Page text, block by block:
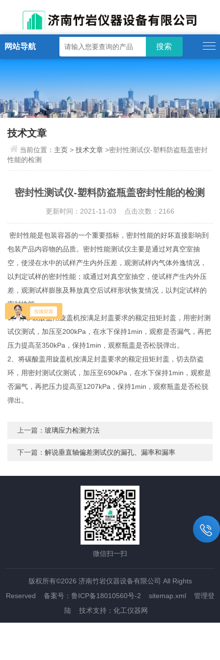
网站导航
技术文章
当前位置： 主页 >技术文章 >密封性测试仪-塑料防盗瓶盖密封
性能的检测
密封性测试仪-塑料防盗瓶盖密封性能的检测
更新时间：2021-11-03 点击次数：2166
密封性能是包装容器的一个重要指标，密封性能的好坏直接影响到
包装产品内容物的品质。密封性能测试仪主要是通过对真空室抽
空，使浸在水中的试样产生内外压差，观测试样内气体外逸情况，
以判定试样的密封性能；或通过对真空室抽空，使试样产生内外压
差，观测试样膨胀及释放真空后试样形状恢复情况，以判定试样的
密封性能。
1、将非碳酸盖用旋盖机按满足封盖要求的额定扭矩封盖，用密封测
试仪测试，加压至200kPa，在水下保持1min，观察是否漏气，再把
压力提高至350kPa，保持1min，观察瓶盖是否松脱弹出。
2、将碳酸盖用旋盖机按满足封盖要求的额定扭矩封盖，切去防盗
环，用密封测试仪测试，加压至690kPa，在水下保持1min，观察是
否漏气，再把压力提高至1207kPa，保持1min，观察瓶盖是否松脱
弹出。
上一篇：玻璃应力检测方法
下一篇：解说垂直轴偏差测试仪的漏孔、漏率和漏率
微信扫一扫
版权所有©2026 济南竹岩仪器设备有限公司 All Rights
Reserved 备案号：鲁ICP备18010560号-2 sitemap.xml
管理登
陆 技术支持： 化工仪器网